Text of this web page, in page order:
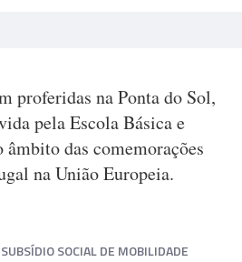
proferidas na Ponta do Sol,
pela Escola Básica e
das comemorações
na União Europeia.
SUBSÍDIO SOCIAL DE MOBILIDADE